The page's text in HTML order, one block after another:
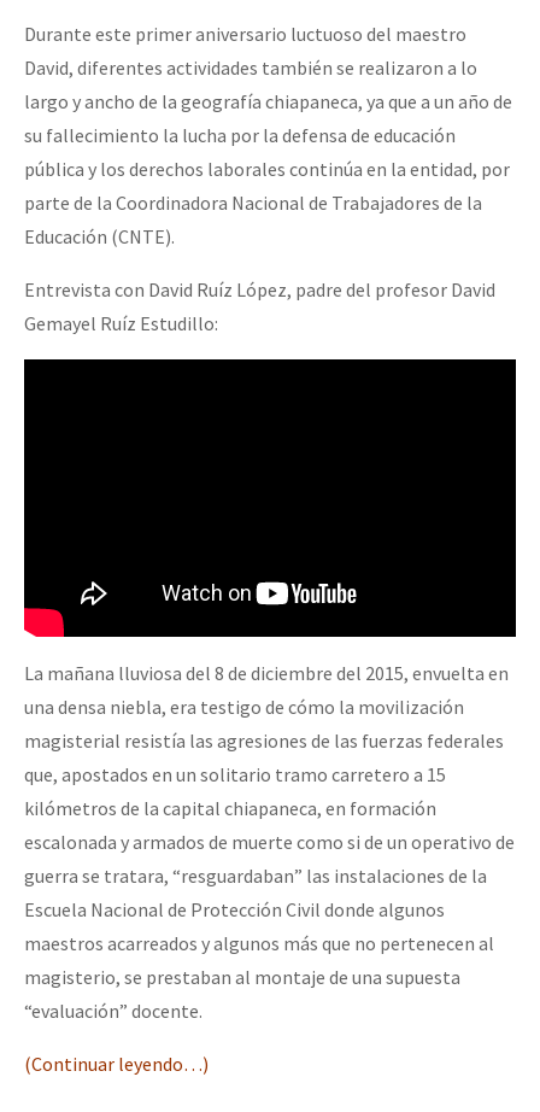
Durante este primer aniversario luctuoso del maestro
David, diferentes actividades también se realizaron a lo
largo y ancho de la geografía chiapaneca, ya que a un año de
su fallecimiento la lucha por la defensa de educación
pública y los derechos laborales continúa en la entidad, por
parte de la Coordinadora Nacional de Trabajadores de la
Educación (CNTE).
Entrevista con David Ruíz López, padre del profesor David
Gemayel Ruíz Estudillo:
La mañana lluviosa del 8 de diciembre del 2015, envuelta en
una densa niebla, era testigo de cómo la movilización
magisterial resistía las agresiones de las fuerzas federales
que, apostados en un solitario tramo carretero a 15
kilómetros de la capital chiapaneca, en formación
escalonada y armados de muerte como si de un operativo de
guerra se tratara, “resguardaban” las instalaciones de la
Escuela Nacional de Protección Civil donde algunos
maestros acarreados y algunos más que no pertenecen al
magisterio, se prestaban al montaje de una supuesta
“evaluación” docente.
(Continuar leyendo…)